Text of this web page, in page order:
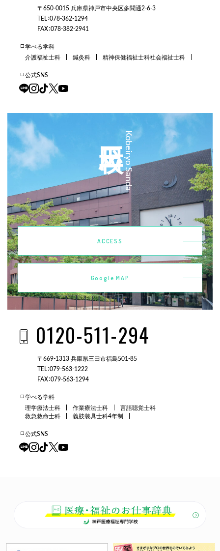
〒650-0015 兵庫県神戸市中央区多聞通2-6-3
TEL：078-362-1294
FAX：078-382-2941
学べる学科
介護福祉士科
鍼灸科 精神保健福祉士科社会福祉士科
公式SNS
Kobeiryo Sanda
ACCESS
Google MAP
0120-511-294
〒669-1313 兵庫県三田市福島501-85
TEL：079-563-1222
FAX：079-563-1294
学べる学科
理学療法士科
作業療法士科
言語聴覚士科
救急救命士科
義肢装具士科4年制
公式SNS